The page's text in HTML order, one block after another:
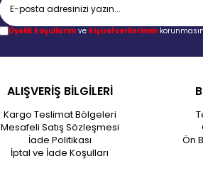
Üyelik koşullarınıve kişisel verilerimin
ALIŞVERİŞ BİLGİLERİ
Kargo Teslimat Bölgeleri
Mesafeli Satış Sözleşmesi
İade Politikası
İptal ve İade Koşulları
Ön